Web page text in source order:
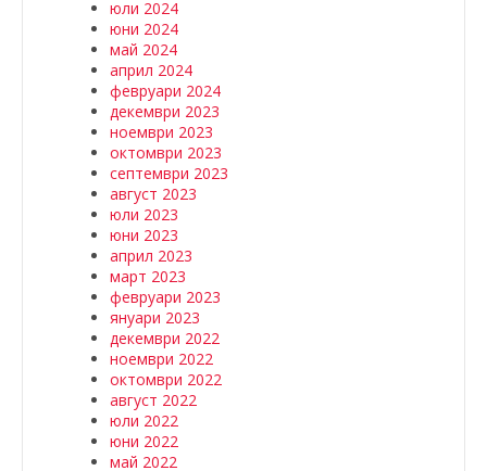
юли 2024
юни 2024
май 2024
април 2024
февруари 2024
декември 2023
ноември 2023
октомври 2023
септември 2023
август 2023
юли 2023
юни 2023
април 2023
март 2023
февруари 2023
януари 2023
декември 2022
ноември 2022
октомври 2022
август 2022
юли 2022
юни 2022
май 2022